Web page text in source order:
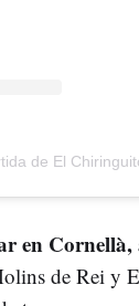
de El
en Cornellà,
de Rei y